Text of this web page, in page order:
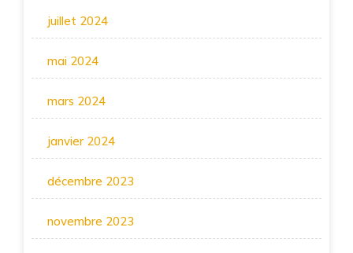
juillet 2024
mai 2024
mars 2024
janvier 2024
décembre 2023
novembre 2023